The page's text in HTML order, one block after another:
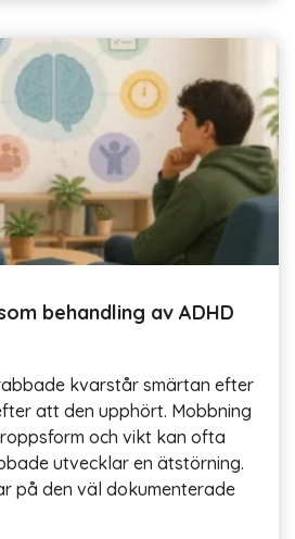
behandling av ADHD
kvarstår smärtan efter
att den upphört. Mobbning
och vikt kan ofta
utvecklar en ätstörning.
på den väl dokumenterade